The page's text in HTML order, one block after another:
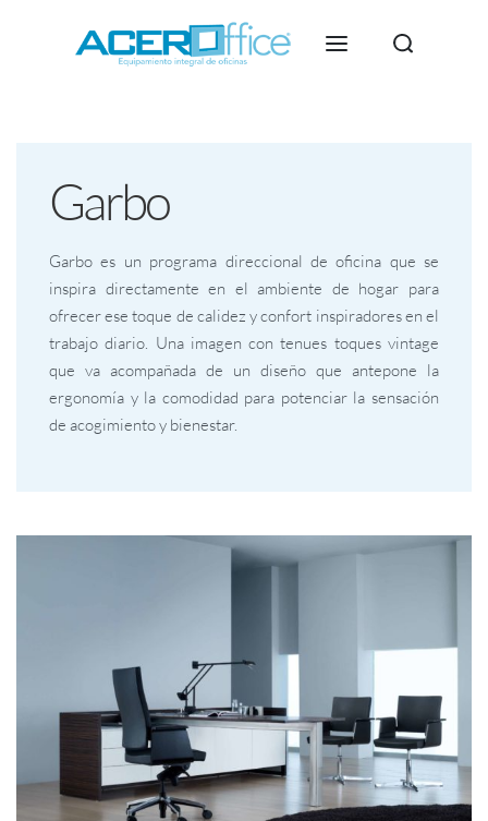
Garbo
Garbo es un programa direccional de oficina que se
inspira directamente en el ambiente de hogar para
ofrecer ese toque de calidez y confort inspiradores en el
trabajo diario. Una imagen con tenues toques vintage
que va acompañada de un diseño que antepone la
ergonomía y la comodidad para potenciar la sensación
de acogimiento y bienestar.